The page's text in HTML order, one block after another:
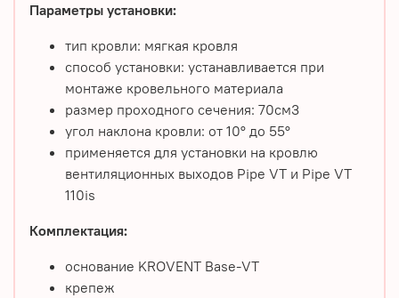
Параметры установки:
тип кровли: мягкая кровля
способ установки: устанавливается при
монтаже кровельного материала
размер проходного сечения: 70см3
угол наклона кровли: от 10° до 55°
применяется для установки на кровлю
вентиляционных выходов Pipe VT и Pipe VT
110is
Комплектация:
основание KROVENT Base-VT
крепеж